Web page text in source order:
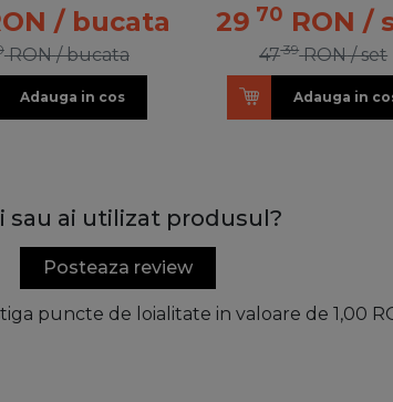
/ bucata
RON / bucata
Adauga in cos
29 70 RON /
4739 RON / set
Adauga in
sau ai utilizat produsul?
Posteaza review
puncte de loialitate in valoare de 1,00